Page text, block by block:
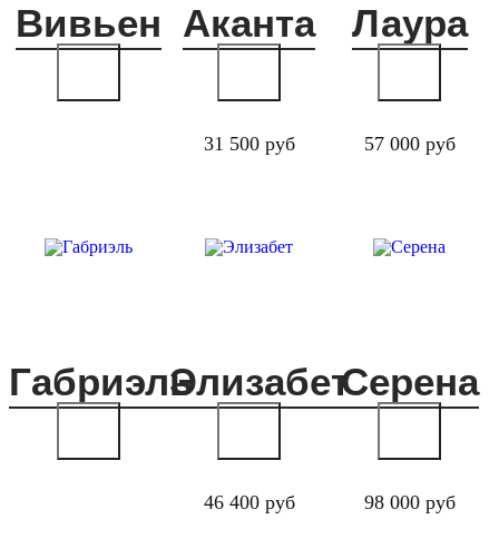
Вивьен
31 500 руб
Аканта
57 000 руб
Лаура
Габриэль
46 400 руб
Элизабет
98 000 руб
Серена